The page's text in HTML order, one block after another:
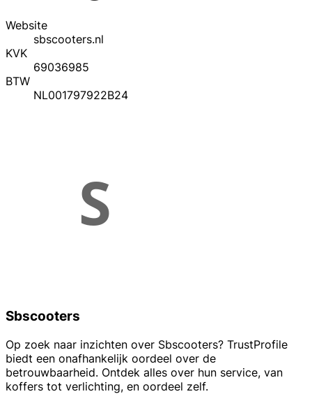
Website
sbscooters.nl
KVK
69036985
BTW
NL001797922B24
Sbscooters
Op zoek naar inzichten over Sbscooters? TrustProfile
biedt een onafhankelijk oordeel over de
betrouwbaarheid. Ontdek alles over hun service, van
koffers tot verlichting, en oordeel zelf.